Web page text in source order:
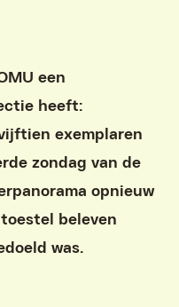
een
heeft:
exemplaren
zondag van de
opnieuw
beleven
was.